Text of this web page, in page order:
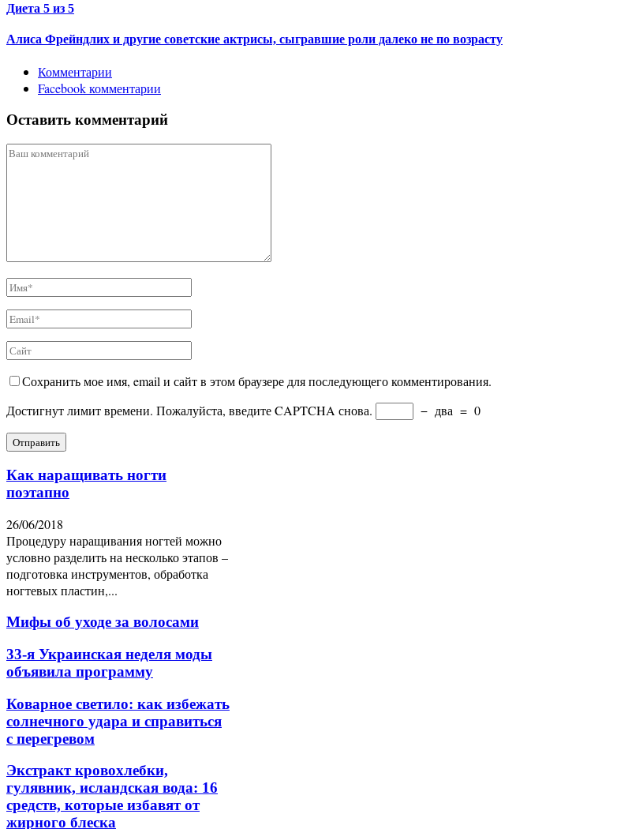
Диета 5 из 5
Алиса Фрейндлих и другие советские актрисы, сыгравшие роли далеко не по возрасту
Комментарии
Facebook комментарии
Оставить комментарий
Сохранить мое имя, email и сайт в этом браузере для последующего комментирования.
Достигнут лимит времени. Пожалуйста, введите CAPTCHA снова.
− два = 0
Как наращивать ногти
поэтапно
26/06/2018
Процедуру наращивания ногтей можно
условно разделить на несколько этапов –
подготовка инструментов, обработка
ногтевых пластин,...
Мифы об уходе за волосами
33-я Украинская неделя моды
объявила программу
Коварное светило: как избежать
солнечного удара и справиться
с перегревом
Экстракт кровохлебки,
гулявник, исландская вода: 16
средств, которые избавят от
жирного блеска